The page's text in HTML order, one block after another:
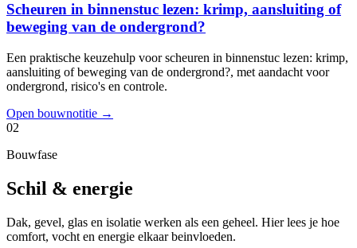
Scheuren in binnenstuc lezen: krimp, aansluiting of
beweging van de ondergrond?
Een praktische keuzehulp voor scheuren in binnenstuc lezen: krimp,
aansluiting of beweging van de ondergrond?, met aandacht voor
ondergrond, risico's en controle.
Open bouwnotitie →
02
Bouwfase
Schil & energie
Dak, gevel, glas en isolatie werken als een geheel. Hier lees je hoe
comfort, vocht en energie elkaar beinvloeden.